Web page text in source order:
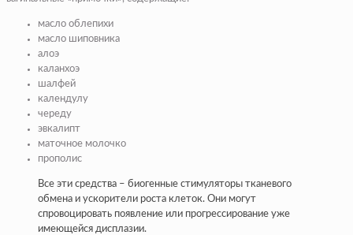
масло облепихи
масло шиповника
алоэ
каланхоэ
шалфей
календулу
череду
эвкалипт
маточное молочко
прополис
Все эти средства – биогенные стимуляторы тканевого
обмена и ускорители роста клеток. Они могут
спровоцировать появление или прогрессирование уже
имеющейся дисплазии.